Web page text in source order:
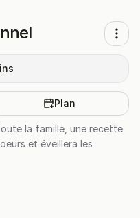
Plan
la famille, une recette
et éveillera les